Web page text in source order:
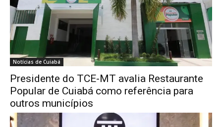
Notícias de Cuiabá
Presidente do TCE-MT avalia Restaurante
Popular de Cuiabá como referência para
outros municípios